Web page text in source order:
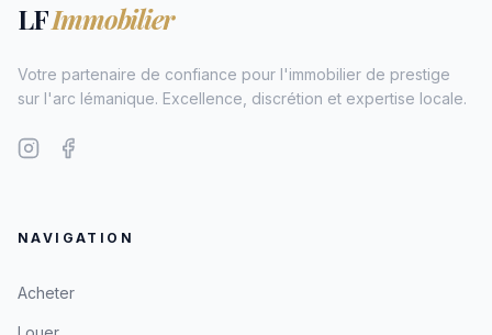
LFImmobilier
Votre partenaire de confiance pour l'immobilier de prestige
sur l'arc lémanique. Excellence, discrétion et expertise locale.
NAVIGATION
Acheter